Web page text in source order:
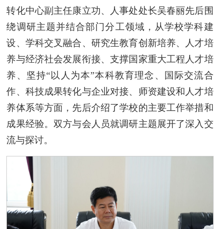
转化中心副主任康立功、人事处处长吴春丽先后围
绕调研主题并结合部门分工领域，从学校学科建
设、学科交叉融合、研究生教育创新培养、人才培
养与经济社会发展衔接、支撑国家重大工程人才培
养、坚持“以人为本”本科教育理念、国际交流合
作、科技成果转化与企业对接、师资建设和人才培
养体系等方面，先后介绍了学校的主要工作举措和
成果经验。双方与会人员就调研主题展开了深入交
流与探讨。